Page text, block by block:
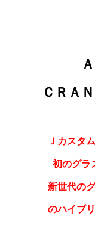
ＣＲＡ
Ｊカスタ
初のグラ
新世代の
のハイブ